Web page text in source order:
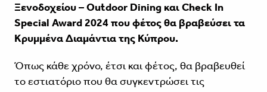
Ξενοδοχείου – Outdoor Dining και Check In
Special Award 2024 που φέτος θα βραβεύσει τα
Κρυμμένα Διαμάντια της Κύπρου.
Όπως κάθε χρόνο, έτσι και φέτος, θα βραβευθεί
το εστιατόριο που θα συγκεντρώσει τις